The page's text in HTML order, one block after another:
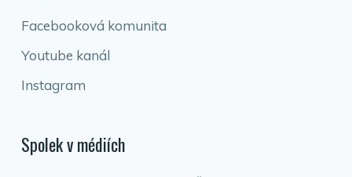
Facebooková komunita
Youtube kanál
Instagram
Spolek v médiích